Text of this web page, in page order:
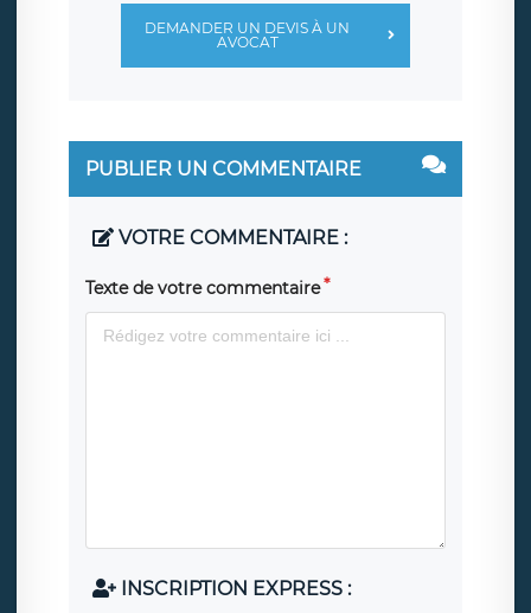
DEMANDER UN DEVIS À UN
AVOCAT
PUBLIER UN COMMENTAIRE
VOTRE COMMENTAIRE :
Texte de votre commentaire
INSCRIPTION EXPRESS :